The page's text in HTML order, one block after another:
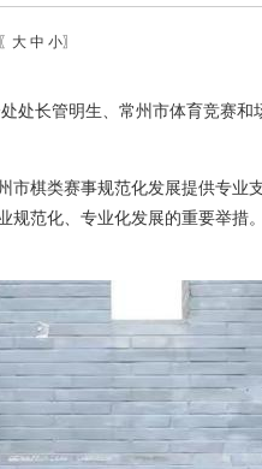
大 中 小〗
处长管明生、常州市体育竞赛
棋类赛事规范化发展提供专业
范化、专业化发展的重要举措